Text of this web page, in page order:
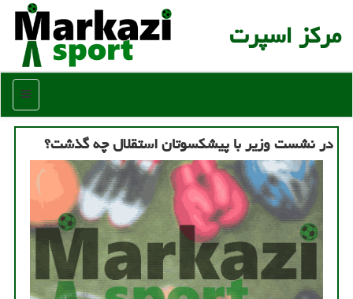
مركز اسپرت
منو
در نشست وزیر با پیشكسوتان استقلال چه گذشت؟